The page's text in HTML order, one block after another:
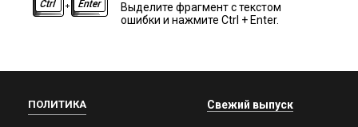
Выделите фрагмент с текстом
ошибки и нажмите Ctrl + Enter.
ПОЛИТИКА Свежий выпуск